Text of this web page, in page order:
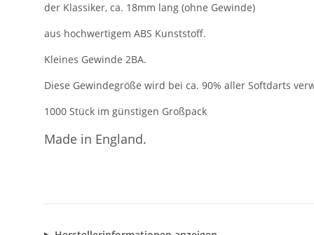
der Klassiker, ca. 18mm lang (ohne Gewinde)
aus hochwertigem ABS Kunststoff.
Kleines Gewinde 2BA.
Diese Gewindegröße wird bei ca. 90% aller Softdarts
1000 Stück im günstigen Großpack
Made in England.